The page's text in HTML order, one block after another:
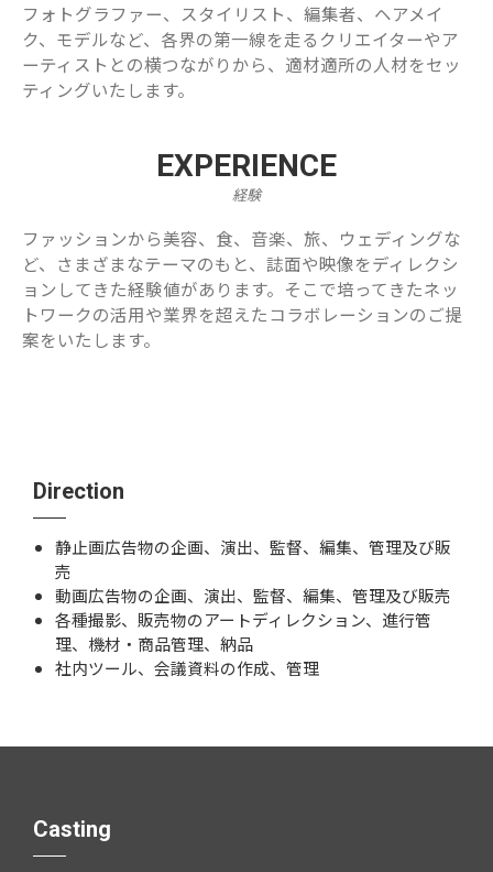
フォトグラファー、スタイリスト、編集者、ヘアメイ
ク、モデルなど、各界の第一線を走るクリエイターやア
ーティストとの横つながりから、適材適所の人材をセッ
ティングいたします。
EXPERIENCE
経験
ファッションから美容、食、音楽、旅、ウェディングな
ど、さまざまなテーマのもと、誌面や映像をディレクシ
ョンしてきた経験値があります。そこで培ってきたネッ
トワークの活用や業界を超えたコラボレーションのご提
案をいたします。
Direction
静止画広告物の企画、演出、監督、編集、管理及び販
売
動画広告物の企画、演出、監督、編集、管理及び販売
各種撮影、販売物のアートディレクション、進行管
理、機材・商品管理、納品
社内ツール、会議資料の作成、管理
Casting